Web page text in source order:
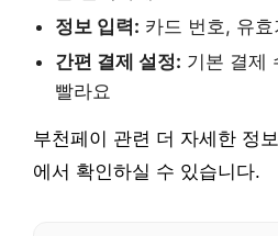
정보 입력: 카드 번호, 유
간편 결제 설정: 기본 결제
빨라요
부천페이 관련 더 자세한 정
에서 확인하실 수 있습니다.